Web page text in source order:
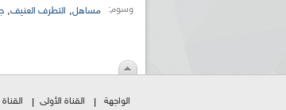
وسوم: مساهل, التطرف العنيف,
الواجهة القناة الأولى القناة